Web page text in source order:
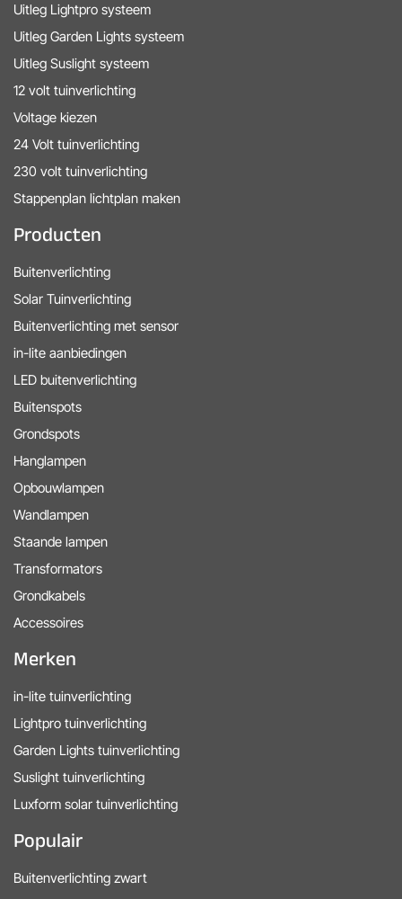
Uitleg Lightpro systeem
Uitleg Garden Lights systeem
Uitleg Suslight systeem
12 volt tuinverlichting
Voltage kiezen
24 Volt tuinverlichting
230 volt tuinverlichting
Stappenplan lichtplan maken
Producten
Buitenverlichting
Solar Tuinverlichting
Buitenverlichting met sensor
in-lite aanbiedingen
LED buitenverlichting
Buitenspots
Grondspots
Hanglampen
Opbouwlampen
Wandlampen
Staande lampen
Transformators
Grondkabels
Accessoires
Merken
in-lite tuinverlichting
Lightpro tuinverlichting
Garden Lights tuinverlichting
Suslight tuinverlichting
Luxform solar tuinverlichting
Populair
Buitenverlichting zwart